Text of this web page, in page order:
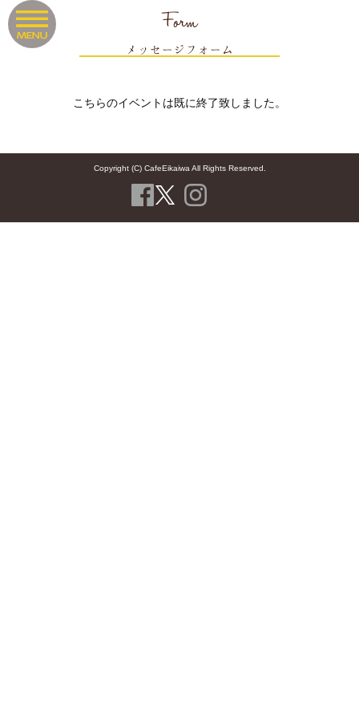
Form
メッセージフォーム
こちらのイベントは既に終了致しました。
Copyright (C) CafeEikaiwa All Rights Reserved.